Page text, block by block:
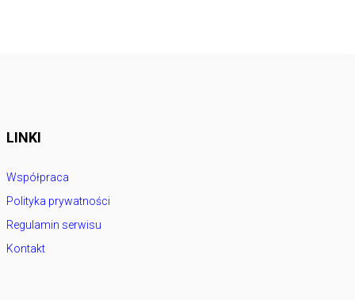
LINKI
Współpraca
Polityka prywatności
Regulamin serwisu
Kontakt